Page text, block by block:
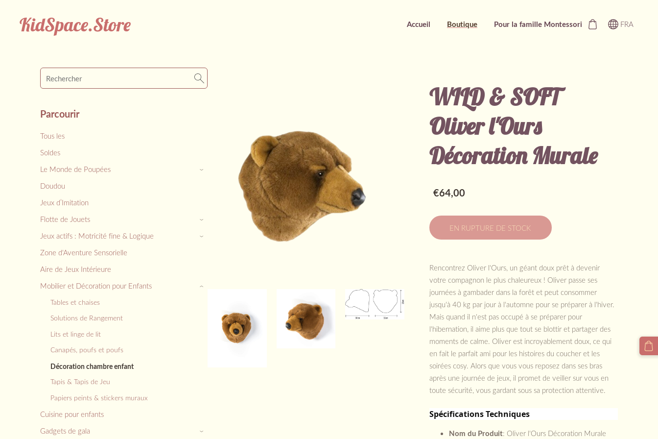
KidSpace.Store Accueil Boutique Pour la famille Montessori FRA
Parcourir
Tous les
Soldes
Le Monde de Poupées
›
Doudou
Jeux d’Imitation
Flotte de Jouets
›
Jeux actifs : Motricité fine & Logique ›
Zone d'Aventure Sensorielle
Aire de Jeux Intérieure
Mobilier et Décoration pour Enfants
Tables et chaises
Solutions de Rangement
Lits et linge de lit
Canapés, poufs et poufs
Décoration chambre enfant
Tapis & Tapis de Jeu
Papiers peints & stickers muraux
›
Cuisine pour enfants
Gadgets de gala
›
WILD & SOFT
Oliver l'Ours
Décoration Murale
€64,00
EN RUPTURE DE STOCK
Rencontrez Oliver l'Ours, un géant doux prêt à devenir
votre compagnon le plus chaleureux ! Oliver passe ses
journées à gambader dans la forêt et peut consommer
jusqu'à 40 kg par jour à l'automne pour se préparer à l'hiver.
Mais quand il n'est pas occupé à se préparer pour
l'hibernation, il aime plus que tout se blottir et partager des
moments de calme. Oliver est incroyablement doux, ce qui
en fait le parfait ami pour les histoires du coucher et les
soirées cosy. Alors que vous vous reposez dans ses bras
après une journée de jeux, il promet de veiller sur vous en
toute sécurité, vous gardant sous sa protection attentive.
Spécifications Techniques
Nom du Produit: Oliver l'Ours Décoration Murale